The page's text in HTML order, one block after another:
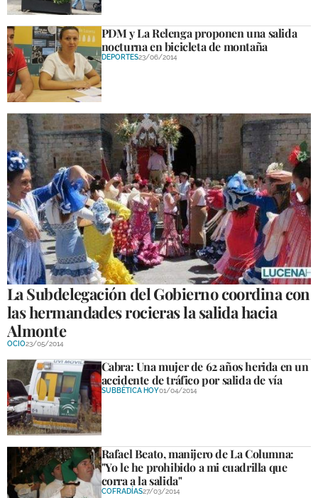
PDM y La Relenga proponen una salida
nocturna en bicicleta de montaña
DEPORTES23/06/2014
La Subdelegación del Gobierno coordina con
las hermandades rocieras la salida hacia
Almonte
OCIO23/05/2014
Cabra: Una mujer de 62 años herida en un
accidente de tráfico por salida de vía
SUBBÉTICA HOY01/04/2014
Rafael Beato, manijero de La Columna:
"Yo le he prohibido a mi cuadrilla que
corra a la salida"
COFRADÍAS27/03/2014